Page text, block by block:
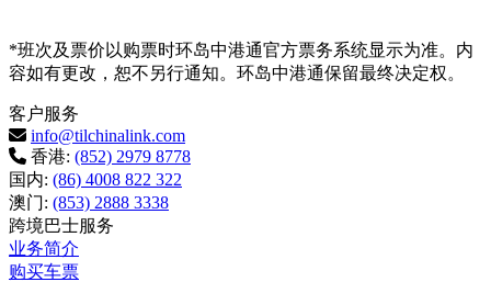
*班次及票价以购票时环岛中港通官方票务系统显示为准。内
容如有更改，恕不另行通知。环岛中港通保留最终决定权。
客户服务
info@tilchinalink.com
香港: (852) 2979 8778
国内: (86) 4008 822 322
澳门: (853) 2888 3338
跨境巴士服务
业务简介
购买车票